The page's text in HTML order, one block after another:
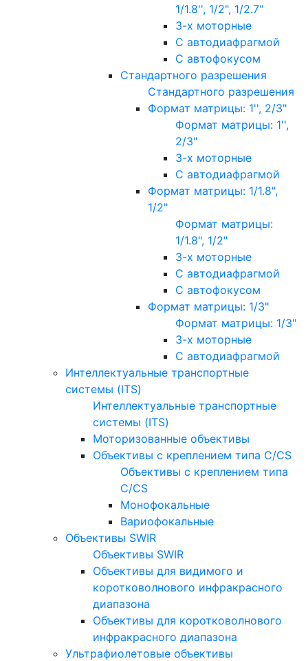
1/1.8'', 1/2", 1/2.7"
3-х моторные
С автодиафрагмой
С автофокусом
Стандартного разрешения
Стандартного разрешения
Формат матрицы: 1'', 2/3"
Формат матрицы: 1'',
2/3"
3-х моторные
С автодиафрагмой
Формат матрицы: 1/1.8",
1/2"
Формат матрицы:
1/1.8", 1/2"
3-х моторные
С автодиафрагмой
С автофокусом
Формат матрицы: 1/3"
Формат матрицы: 1/3"
3-х моторные
С автодиафрагмой
Интеллектуальные транспортные
системы (ITS)
Интеллектуальные транспортные
системы (ITS)
Моторизованные объективы
Объективы с креплением типа C/CS
Объективы с креплением типа
C/CS
Монофокальные
Вариофокальные
Объективы SWIR
Объективы SWIR
Объективы для видимого и
коротковолнового инфракрасного
диапазона
Объективы для коротковолнового
инфракрасного диапазона
Ультрафиолетовые объективы